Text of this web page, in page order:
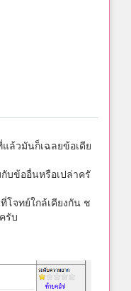
แล้วมันก็เฉลยข้อเดีย
บข้ออื่นหรือเปล่าครั
โจทย์ใกล้เคียงกัน ช
รับ